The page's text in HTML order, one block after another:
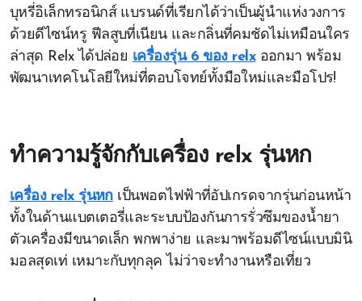
บุหรี่อิเล็กทรอนิกส์ แบรนด์ที่เรียกได้ว่าเป็นผู้นำแห่งวงการ
ด้วยดีไซน์หรู ฟีลสูบที่เนียน และกลิ่นที่คมชัดไม่เหมือนใคร
ล่าสุด Relx ได้ปล่อย เครื่องรุ่น 6 ของ relxออกมา พร้อม
พัฒนาเทคโนโลยีใหม่ที่ตอบโจทย์ทั้งมือใหม่และมือโปร!
ทำความรู้จักกับเครื่อง relx รุ่นหก
เครื่อง relx รุ่นหกเป็นพอตไฟฟ้าที่อัปเกรดจากรุ่นก่อนหน้า
ทั้งในด้านแบตเตอรี่และระบบป้องกันการรั่วซึมของน้ำยา
ตัวเครื่องมีขนาดเล็ก พกพาง่าย และมาพร้อมดีไซน์แบบมินิ
มอลสุดเท่ เหมาะกับทุกลุค ไม่ว่าจะทำงานหรือเที่ยว